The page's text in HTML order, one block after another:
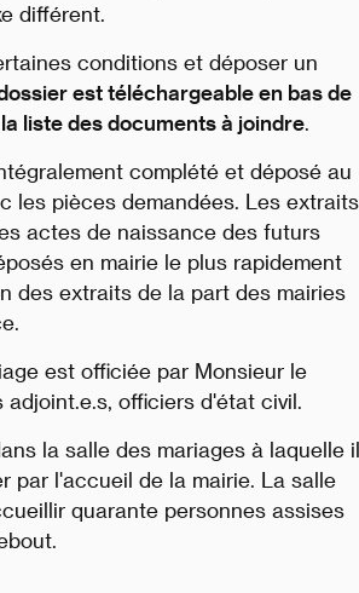
différent.
conditions et déposer un
est téléchargeable en bas de
liste des documents à joindre.
complété et déposé au
les pièces demandées. Les extraits
actes de naissance des futurs
en mairie le plus rapidement
des extraits de la part des mairies
est officiée par Monsieur le
adjoint.e.s, officiers d'état civil.
la salle des mariages à laquelle il
par l'accueil de la mairie. La salle
quarante personnes assises